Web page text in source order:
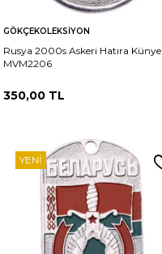
Sepete
Ekle
GÖKÇEKOLEKSIYON
Rusya 2000s Askeri Hatıra Künye
MVM2206
350,00 TL
YENI